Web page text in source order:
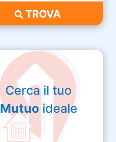
TROVA
Cerca il tuo
Mutuoideale